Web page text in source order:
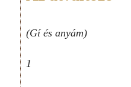
(Gí és anyám)
1